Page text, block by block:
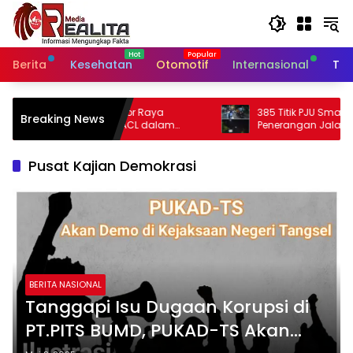
Langsung
konten
Berita
Kesehatan Otomotif Internasional
Breaking News
dalam
385 Titik PJU Smart Sytem Rampung,
Penerangan Jalan Bangil – Sukorejo Di
Rasakan Masyarakat.
Pusat Kajian Demokrasi
BERITA NASIONAL
Tanggapi Isu Dugaan Korupsi di
PT.PITS BUMD, PUKAD-TS Akan